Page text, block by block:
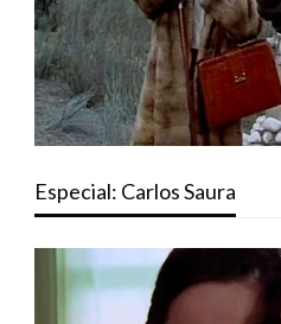
Especial: Carlos Saura